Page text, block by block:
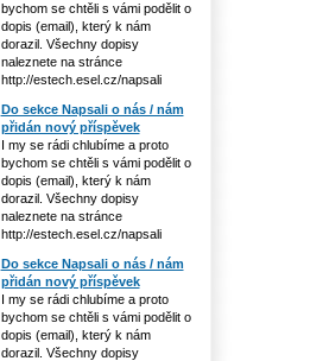
bychom se chtěli s vámi podělit o
dopis (email), který k nám
dorazil. Všechny dopisy
naleznete na stránce
http://estech.esel.cz/napsali
Do sekce Napsali o nás / nám
přidán nový příspěvek
I my se rádi chlubíme a proto
bychom se chtěli s vámi podělit o
dopis (email), který k nám
dorazil. Všechny dopisy
naleznete na stránce
http://estech.esel.cz/napsali
Do sekce Napsali o nás / nám
přidán nový příspěvek
I my se rádi chlubíme a proto
bychom se chtěli s vámi podělit o
dopis (email), který k nám
dorazil. Všechny dopisy